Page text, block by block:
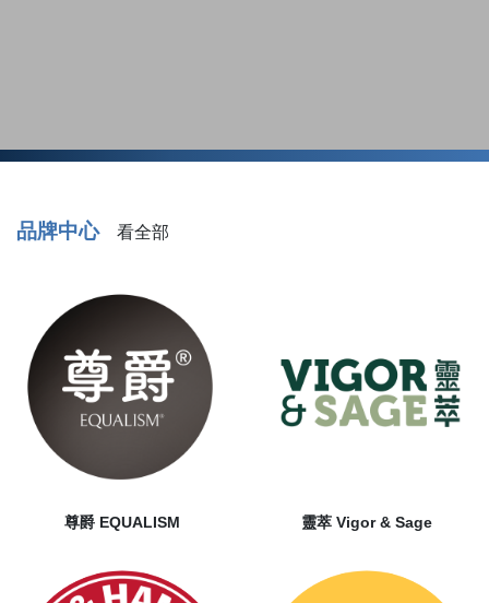
品牌中心 看全部
尊爵 EQUALISM 靈萃 Vigor & Sage